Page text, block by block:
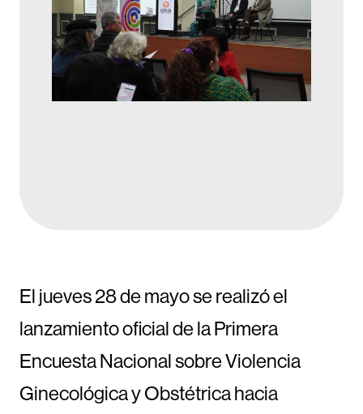
El jueves 28 de mayo se realizó el
lanzamiento oficial de la Primera
Encuesta Nacional sobre Violencia
Ginecológica y Obstétrica hacia